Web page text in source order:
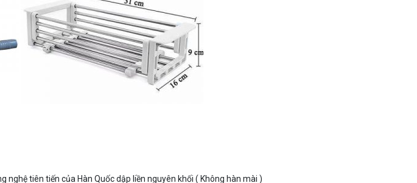
nghệ tiên tiến của Hàn Quốc dập liền nguyên khối ( Không hàn mài )